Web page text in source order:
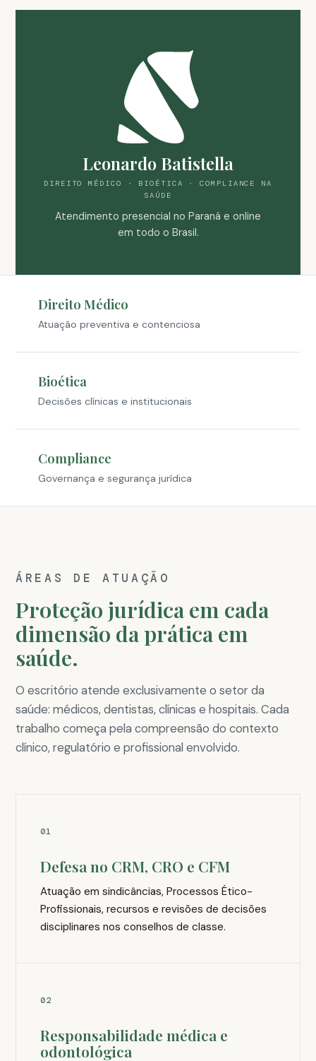
Leonardo Batistella
DIREITO MÉDICO · BIOÉTICA · COMPLIANCE NA
SAÚDE
Atendimento presencial no Paraná e online
em todo o Brasil.
Direito Médico
Atuação preventiva e contenciosa
Bioética
Decisões clínicas e institucionais
Compliance
Governança e segurança jurídica
ÁREAS DE ATUAÇÃO
Proteção jurídica em cada
dimensão da prática em
saúde.
O escritório atende exclusivamente o setor da
saúde: médicos, dentistas, clínicas e hospitais. Cada
trabalho começa pela compreensão do contexto
clínico, regulatório e profissional envolvido.
01
Defesa no CRM, CRO e CFM
Atuação em sindicâncias, Processos Ético-
Profissionais, recursos e revisões de decisões
disciplinares nos conselhos de classe.
02
Responsabilidade médica e
odontológica